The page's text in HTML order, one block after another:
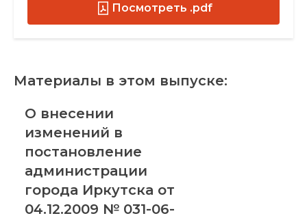
Посмотреть .pdf
Материалы в этом выпуске:
О внесении
изменений в
постановление
администрации
города Иркутска от
04.12.2009 № 031-06-